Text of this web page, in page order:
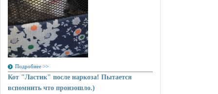
Подробнее >>
Кот "Ластик" после наркоза! Пытается
вспомнить что произошло.)